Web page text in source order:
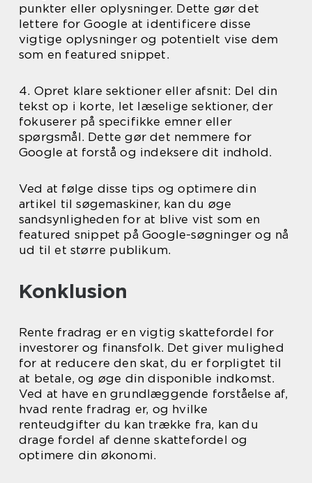
punkter eller oplysninger. Dette gør det
lettere for Google at identificere disse
vigtige oplysninger og potentielt vise dem
som en featured snippet.
4. Opret klare sektioner eller afsnit: Del din
tekst op i korte, let læselige sektioner, der
fokuserer på specifikke emner eller
spørgsmål. Dette gør det nemmere for
Google at forstå og indeksere dit indhold.
Ved at følge disse tips og optimere din
artikel til søgemaskiner, kan du øge
sandsynligheden for at blive vist som en
featured snippet på Google-søgninger og nå
ud til et større publikum.
Konklusion
Rente fradrag er en vigtig skattefordel for
investorer og finansfolk. Det giver mulighed
for at reducere den skat, du er forpligtet til
at betale, og øge din disponible indkomst.
Ved at have en grundlæggende forståelse af,
hvad rente fradrag er, og hvilke
renteudgifter du kan trække fra, kan du
drage fordel af denne skattefordel og
optimere din økonomi.